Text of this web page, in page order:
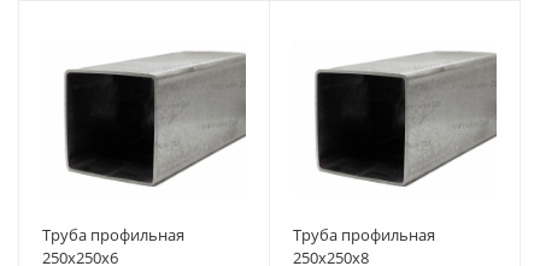
Труба профильная
250x250x6
Труба профильная
250x250x8